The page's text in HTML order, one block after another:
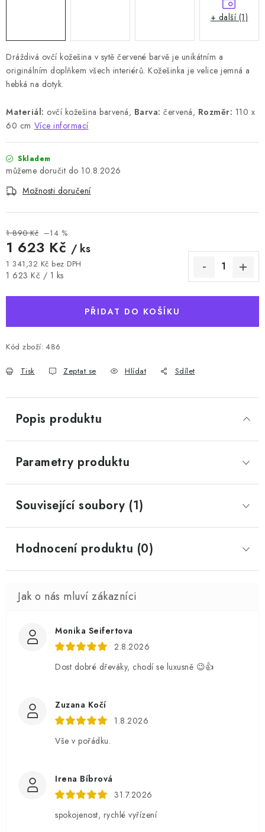
Dráždivá ovčí kožešina v sytě červené barvě je unikátním a
originálním doplňkem všech interiérů. Kožešinka je velice jemná a
hebká na dotyk.
Materiál: ovčí kožešina barvená, Barva: červená, Rozměr: 110 x
60 cm Více informací
Skladem
10.8.2026
Možnosti doručení
1 890 Kč –14 %
1 623 Kč / ks
1 341,32 Kč bez DPH
Měrná cena:
1 623 Kč / 1 ks
PŘIDAT DO KOŠÍKU
Kód zboží: 486
Tisk Zeptat se Hlídat Sdílet
+ další (1)
Popis produktu
Parametry produktu
Související soubory (1)
Hodnocení produktu (0)
Monika Seifertova
2.8.2026
Dost dobré dřeváky, chodí se luxusně 😉👍
Zuzana Kočí
1.8.2026
Vše v pořádku.
Irena Bíbrová
31.7.2026
spokojenost, rychlé vyřízení